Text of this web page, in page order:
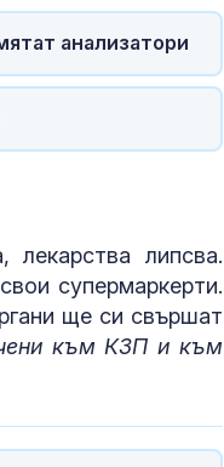
анализатори
липсва.
супермаркерти.
ще си свършат
към КЗП и към